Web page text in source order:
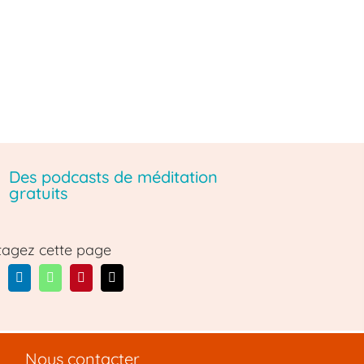
Des podcasts de méditation
gratuits
cette page
Nous contacter